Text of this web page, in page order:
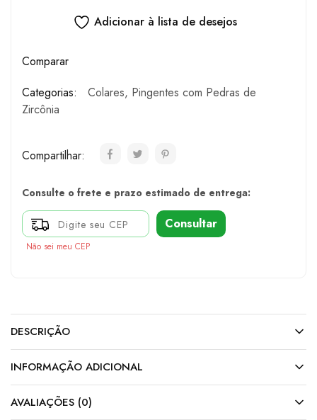
Adicionar à lista de desejos
Comparar
Categorias:
Colares, Pingentes com Pedras de
Zircônia
Compartilhar:
Consulte o frete e prazo estimado de entrega:
Consultar
Não sei meu CEP
DESCRIÇÃO
INFORMAÇÃO ADICIONAL
AVALIAÇÕES (0)